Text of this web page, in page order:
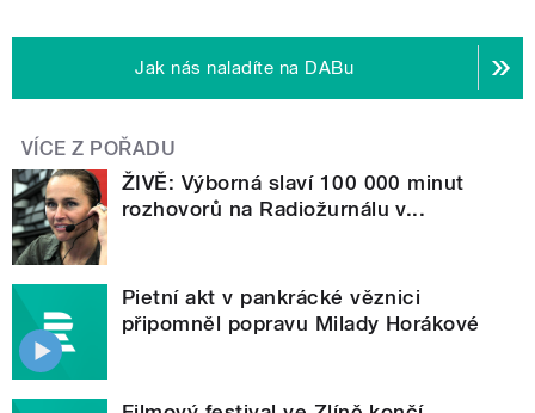
Jak nás naladíte na DABu
VÍCE Z POŘADU
ŽIVĚ: Výborná slaví 100 000 minut
rozhovorů na Radiožurnálu v...
Pietní akt v pankrácké věznici
připomněl popravu Milady Horákové